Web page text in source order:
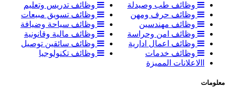
وظائف طب وصيدلة
وظائف تدريس وتعليم
وظائف حرف ومهن
وظائف تسويق مبيعات
وظائف مهندسين
وظائف سياحة وضيافة
وظائف امن وحراسة
وظائف مالية وقانونية
وظائف اعمال ادارية
وظائف سائقين توصيل
وظائف خدمات
وظائف تكنولوجيا
االاعلانات المميزة
معلومات